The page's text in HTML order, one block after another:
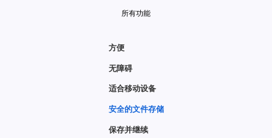
所有功能
方便
无障碍
适合移动设备
安全的文件存储
保存并继续